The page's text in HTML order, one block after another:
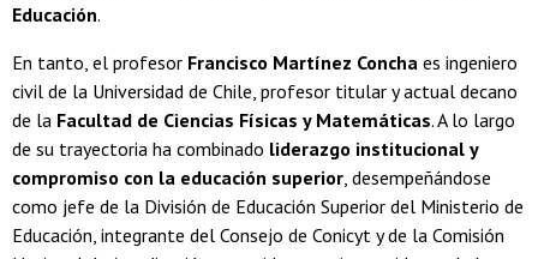
Educación.
En tanto, el profesor Francisco Martínez Concha es ingeniero
civil de la Universidad de Chile, profesor titular y actual decano
de la Facultad de Ciencias Físicas y Matemáticas. A lo largo
de su trayectoria ha combinado liderazgo institucional y
compromiso con la educación superior, desempeñándose
como jefe de la División de Educación Superior del Ministerio de
Educación, integrante del Consejo de Conicyt y de la Comisión